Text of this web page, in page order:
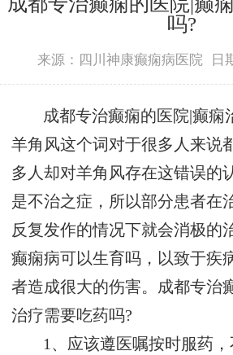
吗?
来源：四川神康癫痫病医院 日
成都专治癫痫的医院|癫痫
羊角风这个词对于很多人来说
多人却对羊角风存在这错误的
是不治之症，所以部分患者在
反复发作的情况下就会消极的
癫痫病可以生育吗，以致于疾
者造成很大的伤害。成都专治
治疗需要吃药吗?
1、应该遵医嘱按时服药